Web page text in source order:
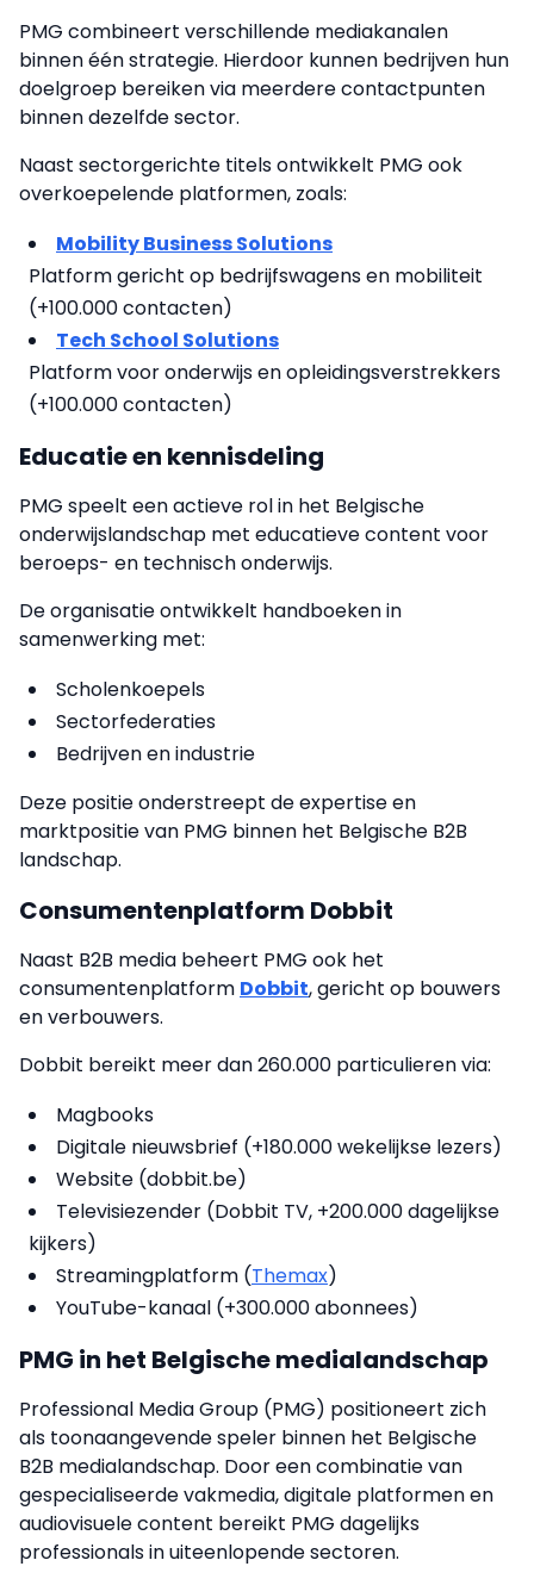
PMG combineert verschillende mediakanalen
binnen één strategie. Hierdoor kunnen bedrijven hun
doelgroep bereiken via meerdere contactpunten
binnen dezelfde sector.
Naast sectorgerichte titels ontwikkelt PMG ook
overkoepelende platformen, zoals:
Mobility Business Solutions
Platform gericht op bedrijfswagens en mobiliteit
(+100.000 contacten)
Tech School Solutions
Platform voor onderwijs en opleidingsverstrekkers
(+100.000 contacten)
Educatie en kennisdeling
PMG speelt een actieve rol in het Belgische
onderwijslandschap met educatieve content voor
beroeps- en technisch onderwijs.
De organisatie ontwikkelt handboeken in
samenwerking met:
Scholenkoepels
Sectorfederaties
Bedrijven en industrie
Deze positie onderstreept de expertise en
marktpositie van PMG binnen het Belgische B2B
landschap.
Consumentenplatform Dobbit
Naast B2B media beheert PMG ook het
consumentenplatform Dobbit, gericht op bouwers
en verbouwers.
Dobbit bereikt meer dan 260.000 particulieren via:
Magbooks
Digitale nieuwsbrief (+180.000 wekelijkse lezers)
Website (dobbit.be)
Televisiezender (Dobbit TV, +200.000 dagelijkse
kijkers)
Streamingplatform (Themax)
YouTube-kanaal (+300.000 abonnees)
PMG in het Belgische medialandschap
Professional Media Group (PMG) positioneert zich
als toonaangevende speler binnen het Belgische
B2B medialandschap. Door een combinatie van
gespecialiseerde vakmedia, digitale platformen en
audiovisuele content bereikt PMG dagelijks
professionals in uiteenlopende sectoren.